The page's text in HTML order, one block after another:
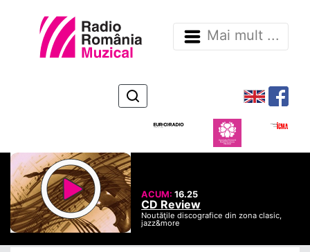
Mai mult ...
ACUM:16.25
CD Review
Noutăţile discografice din zona clasic,
jazz&more